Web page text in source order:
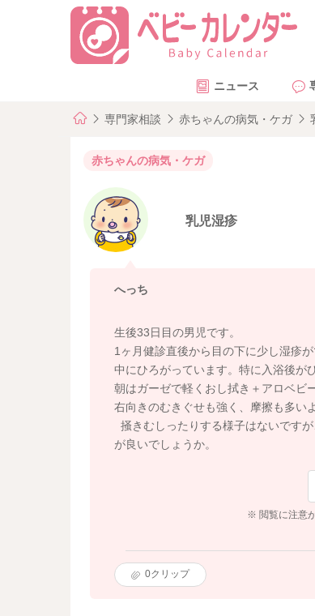
ニュース
専門家相談 赤ちゃんの病気・ケガ
赤ちゃんの病気・ケガ
乳児湿疹
へっち
生後33日目の男児です。
1ヶ月健診直後から目の下に少し湿疹
中にひろがっています。特に入浴後が
朝はガーゼで軽くおし拭き＋アロベビ
右向きのむきぐせも強く、摩擦も多い
掻きむしったりする様子はないです
が良いでしょうか。
※ 閲覧に注意
0クリップ